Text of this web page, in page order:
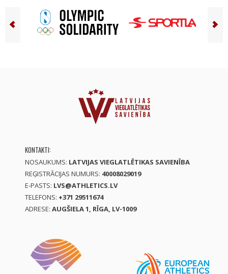
KONTAKTI:
NOSAUKUMS: LATVIJAS VIEGLATLĒTIKAS SAVIENĪBA
REĢISTRĀCIJAS NUMURS: 40008029019
E-PASTS: LVS@ATHLETICS.LV
TELEFONS: +371 29511674
ADRESE: AUGŠIELA 1, RĪGA, LV-1009